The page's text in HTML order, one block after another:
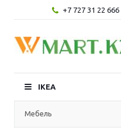
+7 727 31 22 666
IKEA
Мебель